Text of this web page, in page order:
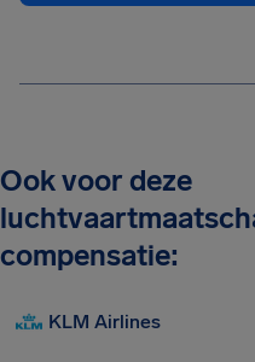
Ook voor deze
compensatie:
KLM Airlines